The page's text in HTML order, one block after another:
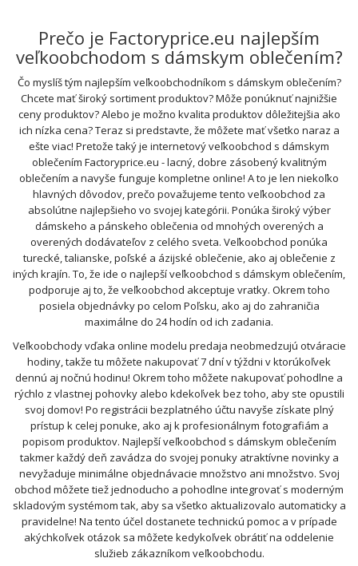
Prečo je Factoryprice.eu najlepším
veľkoobchodom s dámskym oblečením?
Čo myslíš tým najlepším veľkoobchodníkom s dámskym oblečením?
Chcete mať široký sortiment produktov? Môže ponúknuť najnižšie
ceny produktov? Alebo je možno kvalita produktov dôležitejšia ako
ich nízka cena? Teraz si predstavte, že môžete mať všetko naraz a
ešte viac! Pretože taký je internetový veľkoobchod s dámskym
oblečením Factoryprice.eu - lacný, dobre zásobený kvalitným
oblečením a navyše funguje kompletne online! A to je len niekoľko
hlavných dôvodov, prečo považujeme tento veľkoobchod za
absolútne najlepšieho vo svojej kategórii. Ponúka široký výber
dámskeho a pánskeho oblečenia od mnohých overených a
overených dodávateľov z celého sveta. Veľkoobchod ponúka
turecké, talianske, poľské a ázijské oblečenie, ako aj oblečenie z
iných krajín. To, že ide o najlepší veľkoobchod s dámskym oblečením,
podporuje aj to, že veľkoobchod akceptuje vratky. Okrem toho
posiela objednávky po celom Poľsku, ako aj do zahraničia
maximálne do 24 hodín od ich zadania.
Veľkoobchody vďaka online modelu predaja neobmedzujú otváracie
hodiny, takže tu môžete nakupovať 7 dní v týždni v ktorúkoľvek
dennú aj nočnú hodinu! Okrem toho môžete nakupovať pohodlne a
rýchlo z vlastnej pohovky alebo kdekoľvek bez toho, aby ste opustili
svoj domov! Po registrácii bezplatného účtu navyše získate plný
prístup k celej ponuke, ako aj k profesionálnym fotografiám a
popisom produktov. Najlepší veľkoobchod s dámskym oblečením
takmer každý deň zavádza do svojej ponuky atraktívne novinky a
nevyžaduje minimálne objednávacie množstvo ani množstvo. Svoj
obchod môžete tiež jednoducho a pohodlne integrovať s moderným
skladovým systémom tak, aby sa všetko aktualizovalo automaticky a
pravidelne! Na tento účel dostanete technickú pomoc a v prípade
akýchkoľvek otázok sa môžete kedykoľvek obrátiť na oddelenie
služieb zákazníkom veľkoobchodu.